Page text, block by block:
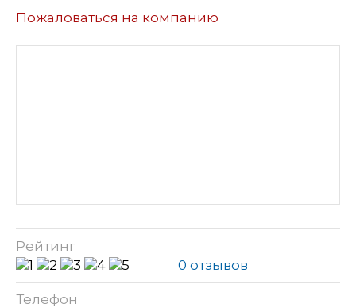
Пожаловаться на компанию
Рейтинг
0 отзывов
Телефон